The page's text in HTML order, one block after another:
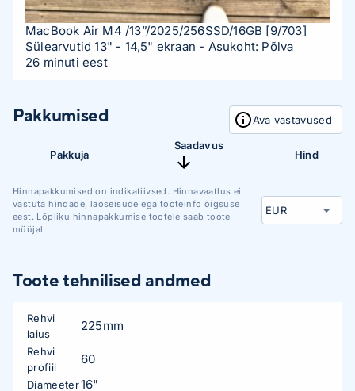
MacBook Air M4 /13”/2025/256SSD/16GB [9/703]
Sülearvutid 13" - 14,5" ekraan - Asukoht: Põlva
26 minuti eest
Pakkumised Ava vastavused
Pakkuja
Saadavus
Hind
Hinnapakkumised on indikatiivsed. Hinnavaatlus ei
vastuta hindade, laoseisude ega tooteinfo õigsuse
eest. Lõpliku hinnapakkumise tootele saab toote
müüjalt.
Toote tehnilised andmed
Rehvi
laius
225mm
Rehvi
profiil
60
Diameeter16"